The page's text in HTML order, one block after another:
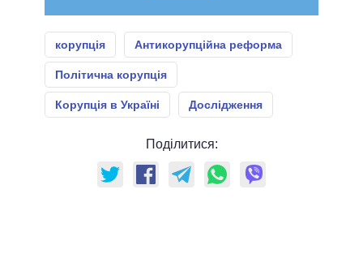
корупція Антикорупційна реформа
Політична корупція
Корупція в Україні Дослідження
Поділитися: